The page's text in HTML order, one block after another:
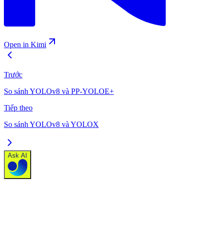
Open in Kimi
Trước
So sánh YOLOv8 và PP-YOLOE+
Tiếp theo
So sánh YOLOv8 và YOLOX
Ask AI